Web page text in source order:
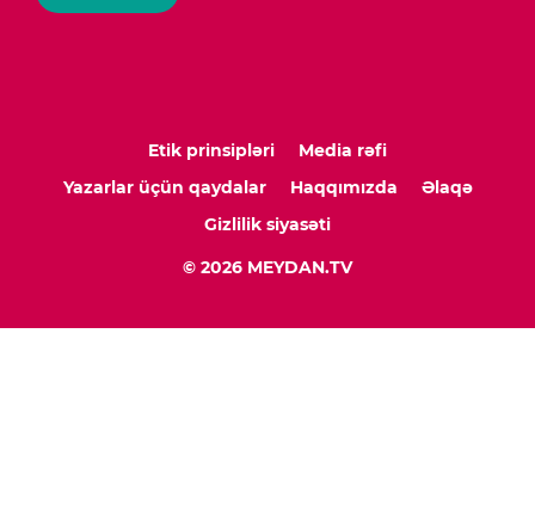
Etik prinsipləri
Media rəfi
Yazarlar üçün qaydalar
Haqqımızda
Əlaqə
Gizlilik siyasəti
© 2026 MEYDAN.TV